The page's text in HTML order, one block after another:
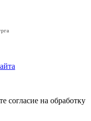
согласие на обработку